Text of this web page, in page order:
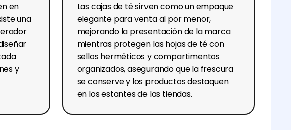
en
una
y
Las cajas de té sirven como un empaque
elegante para venta al por menor,
mejorando la presentación de la marca
mientras protegen las hojas de té con
sellos herméticos y compartimentos
organizados, asegurando que la frescura
se conserve y los productos destaquen
en los estantes de las tiendas.